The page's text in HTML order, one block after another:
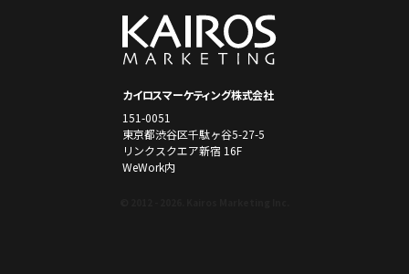
カイロスマーケティング株式会社
151-0051
東京都渋谷区千駄ヶ谷5-27-5
リンクスクエア新宿 16F
WeWork内